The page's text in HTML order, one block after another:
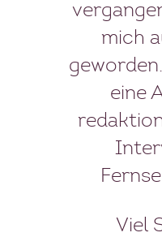
mich
eine
Viel